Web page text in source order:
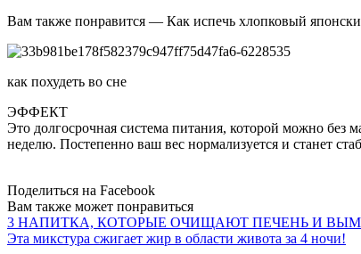
Вам также понравится — Как испечь хлопковый
как похудеть во сне
ЭФФЕКТ
Это долгосрочная система питания, которой можно без
неделю. Постепенно ваш вес нормализуется и станет
Поделиться на Facebook
Вам также может понравиться
3 НАПИТКА, КОТОРЫЕ ОЧИЩАЮТ ПЕЧЕНЬ И
Эта микстура сжигает жир в области живота за 4 ночи!